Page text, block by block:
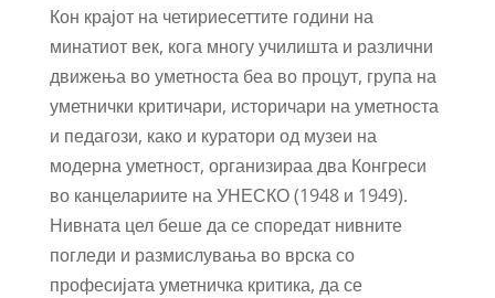
Кон крајот на четириесеттите години на
минатиот век, кога многу училишта и различни
движења во уметноста беа во процут, група на
уметнички критичари, историчари на уметноста
и педагози, како и куратори од музеи на
модерна уметност, организираа два Конгреси
во канцелариите на УНЕСКО (1948 и 1949).
Нивната цел беше да се споредат нивните
погледи и размислувања во врска со
професијата уметничка критика, да се